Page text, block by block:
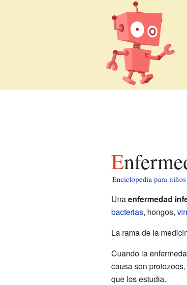
Enciclopedia para niños
Unaenfermedad
bacterias, hongos,
La rama de la
Cuando la
causa son
que los estudia.